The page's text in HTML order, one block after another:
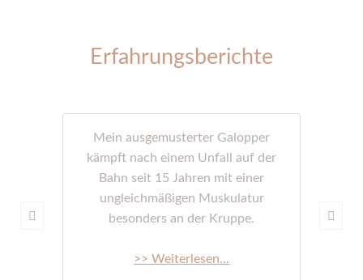
Erfahrungsberichte
Mein ausgemusterter Galopper
kämpft nach einem Unfall auf der
Bahn seit 15 Jahren mit einer
ungleichmäßigen Muskulatur
besonders an der Kruppe.
>> Weiterlesen...